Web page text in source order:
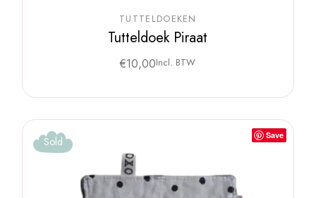
TUTTELDOEKEN
Tutteldoek Piraat
€10,00Incl. BTW
Save
Sold